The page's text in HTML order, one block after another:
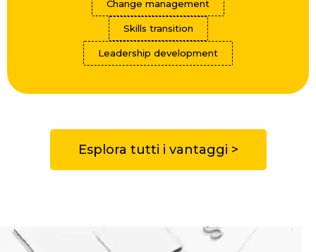
Change management
Skills transition
Leadership development
Esplora tutti i vantaggi >